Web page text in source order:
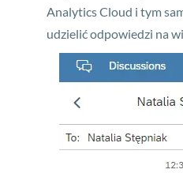
Analytics Cloud i tym
udzielić odpowiedzi na